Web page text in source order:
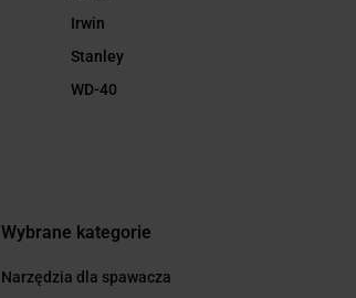
Irwin
Stanley
WD-40
Wybrane kategorie
Narzędzia dla spawacza